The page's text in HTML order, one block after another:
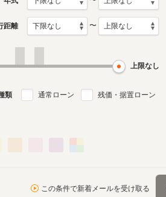
生産モデル
距離 〜
上限なし
類 通常ローン 残価・据置ローン
この条件で新着メールを受け取る